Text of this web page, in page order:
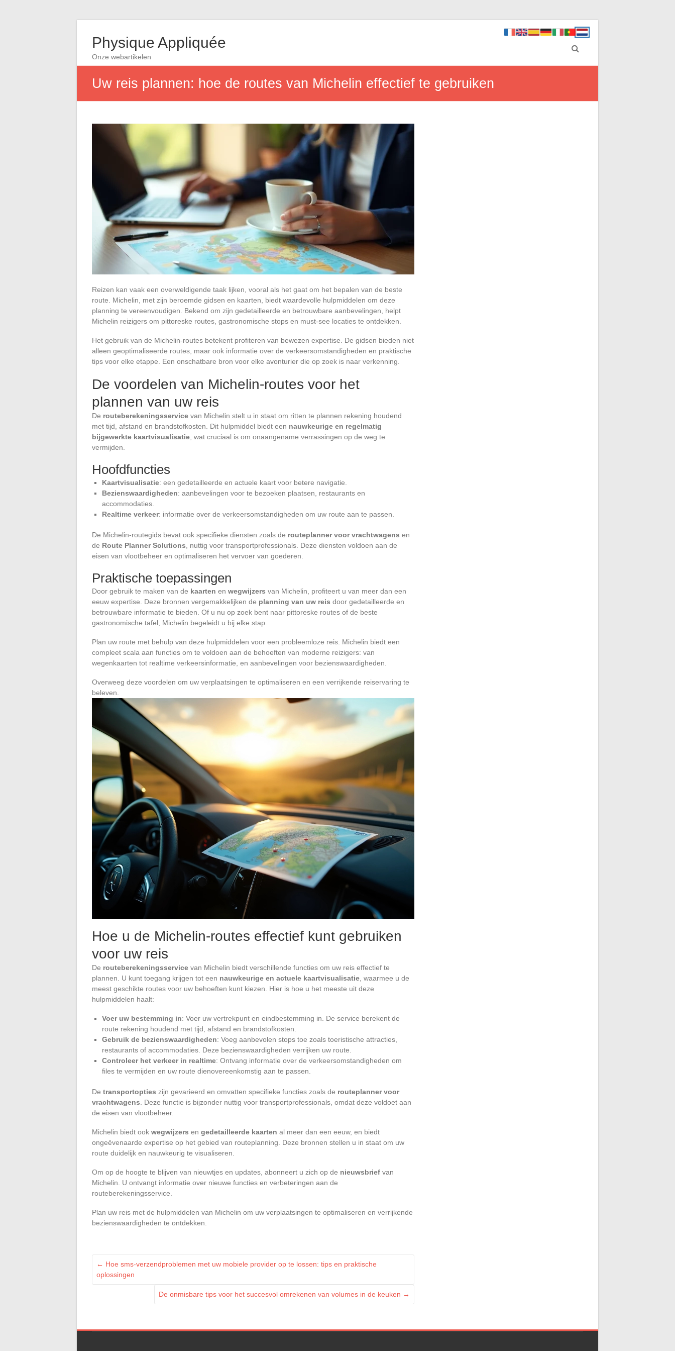
Physique Appliquée
Onze webartikelen
Uw reis plannen: hoe de routes van Michelin effectief te gebruiken
Reizen kan vaak een overweldigende taak lijken, vooral als het gaat om het bepalen van de beste
route. Michelin, met zijn beroemde gidsen en kaarten, biedt waardevolle hulpmiddelen om deze
planning te vereenvoudigen. Bekend om zijn gedetailleerde en betrouwbare aanbevelingen, helpt
Michelin reizigers om pittoreske routes, gastronomische stops en must-see locaties te ontdekken.
Het gebruik van de Michelin-routes betekent profiteren van bewezen expertise. De gidsen bieden niet
alleen geoptimaliseerde routes, maar ook informatie over de verkeersomstandigheden en praktische
tips voor elke etappe. Een onschatbare bron voor elke avonturier die op zoek is naar verkenning.
De voordelen van Michelin-routes voor het
plannen van uw reis
De routeberekeningsservice van Michelin stelt u in staat om ritten te plannen rekening houdend
met tijd, afstand en brandstofkosten. Dit hulpmiddel biedt een nauwkeurige en regelmatig
bijgewerkte kaartvisualisatie , wat cruciaal is om onaangename verrassingen op de weg te
vermijden.
Hoofdfuncties
Kaartvisualisatie: een gedetailleerde en actuele kaart voor betere navigatie.
Bezienswaardigheden: aanbevelingen voor te bezoeken plaatsen, restaurants en
accommodaties.
Realtime verkeer: informatie over de verkeersomstandigheden om uw route aan te passen.
De Michelin-routegids bevat ook specifieke diensten zoals de routeplanner voor vrachtwagens en
de Route Planner Solutions , nuttig voor transportprofessionals. Deze diensten voldoen aan de
eisen van vlootbeheer en optimaliseren het vervoer van goederen.
Praktische toepassingen
Door gebruik te maken van de kaarten en wegwijzers van Michelin, profiteert u van meer dan een
eeuw expertise. Deze bronnen vergemakkelijken de planning van uw reis door gedetailleerde en
betrouwbare informatie te bieden. Of u nu op zoek bent naar pittoreske routes of de beste
gastronomische tafel, Michelin begeleidt u bij elke stap.
Plan uw route met behulp van deze hulpmiddelen voor een probleemloze reis. Michelin biedt een
compleet scala aan functies om te voldoen aan de behoeften van moderne reizigers: van
wegenkaarten tot realtime verkeersinformatie, en aanbevelingen voor bezienswaardigheden.
Overweeg deze voordelen om uw verplaatsingen te optimaliseren en een verrijkende reiservaring te
beleven.
Hoe u de Michelin-routes effectief kunt gebruiken
voor uw reis
De routeberekeningsservice van Michelin biedt verschillende functies om uw reis effectief te
plannen. U kunt toegang krijgen tot een nauwkeurige en actuele kaartvisualisatie , waarmee u de
meest geschikte routes voor uw behoeften kunt kiezen. Hier is hoe u het meeste uit deze
hulpmiddelen haalt:
Voer uw bestemming in: Voer uw vertrekpunt en eindbestemming in. De service berekent de
route rekening houdend met tijd, afstand en brandstofkosten.
Gebruik de bezienswaardigheden: Voeg aanbevolen stops toe zoals toeristische attracties,
restaurants of accommodaties. Deze bezienswaardigheden verrijken uw route.
Controleer het verkeer in realtime: Ontvang informatie over de verkeersomstandigheden om
files te vermijden en uw route dienovereenkomstig aan te passen.
De transportopties zijn gevarieerd en omvatten specifieke functies zoals de routeplanner voor
vrachtwagens . Deze functie is bijzonder nuttig voor transportprofessionals, omdat deze voldoet aan
de eisen van vlootbeheer.
Michelin biedt ook wegwijzers en gedetailleerde kaarten al meer dan een eeuw, en biedt
ongeëvenaarde expertise op het gebied van routeplanning. Deze bronnen stellen u in staat om uw
route duidelijk en nauwkeurig te visualiseren.
Om op de hoogte te blijven van nieuwtjes en updates, abonneert u zich op de nieuwsbrief van
Michelin. U ontvangt informatie over nieuwe functies en verbeteringen aan de
routeberekeningsservice.
Plan uw reis met de hulpmiddelen van Michelin om uw verplaatsingen te optimaliseren en verrijkende
bezienswaardigheden te ontdekken.
← Hoe sms-verzendproblemen met uw mobiele provider op te lossen: tips en praktische
oplossingen
De onmisbare tips voor het succesvol omrekenen van volumes in de keuken →